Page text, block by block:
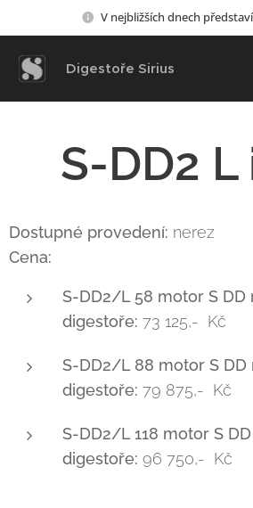
V nejbližších dnech
Digestoře Sirius
S-DD2 L
Dostupné provedení: nerez
Cena:
S-DD2/L 58 motor S DD
digestoře: 73 125,- Kč
S-DD2/L 88 motor S DD
digestoře: 79 875,- Kč
S-DD2/L 118 motor S
digestoře: 96 750,- Kč